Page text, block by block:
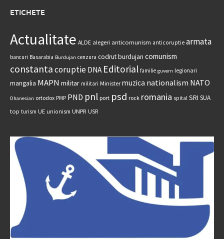
ETICHETE
Actualitate ALDE alegeri anticomunism anticoruptie armata
bancuri Basarabia Burdujan cenzura codrut burdujan comunism
constantacoruptie DNA Editorial familie guvern legionari
mangalia MAPN militar militari Minister muzica nationalism NATO
Ohanesian ortodox PMP PND pnl port psd rock romania spital SRI SUA
top turism UE unionism UNPR USR